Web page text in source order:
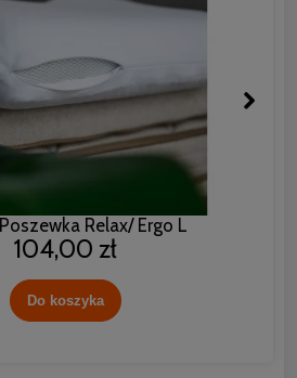
Relax/ Ergo L
104,00 zł
Do koszyka